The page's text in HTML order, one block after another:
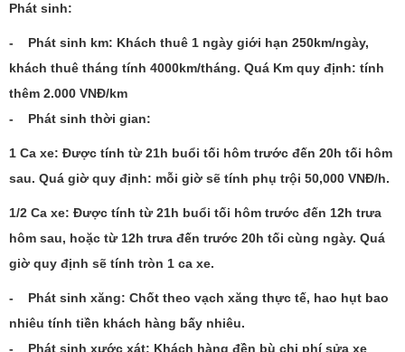
Phát sinh:
- Phát sinh km: Khách thuê 1 ngày giới hạn 250km/ngày,
khách thuê tháng tính 4000km/tháng. Quá Km quy định: tính
thêm 2.000 VNĐ/km
- Phát sinh thời gian:
1 Ca xe: Được tính từ 21h buổi tối hôm trước đến 20h tối hôm
sau. Quá giờ quy định: mỗi giờ sẽ tính phụ trội 50,000 VNĐ/h.
1/2 Ca xe: Được tính từ 21h buổi tối hôm trước đến 12h trưa
hôm sau, hoặc từ 12h trưa đến trước 20h tối cùng ngày. Quá
giờ quy định sẽ tính tròn 1 ca xe.
- Phát sinh xăng: Chốt theo vạch xăng thực tế, hao hụt bao
nhiêu tính tiền khách hàng bấy nhiêu.
- Phát sinh xước xát: Khách hàng đền bù chi phí sửa xe